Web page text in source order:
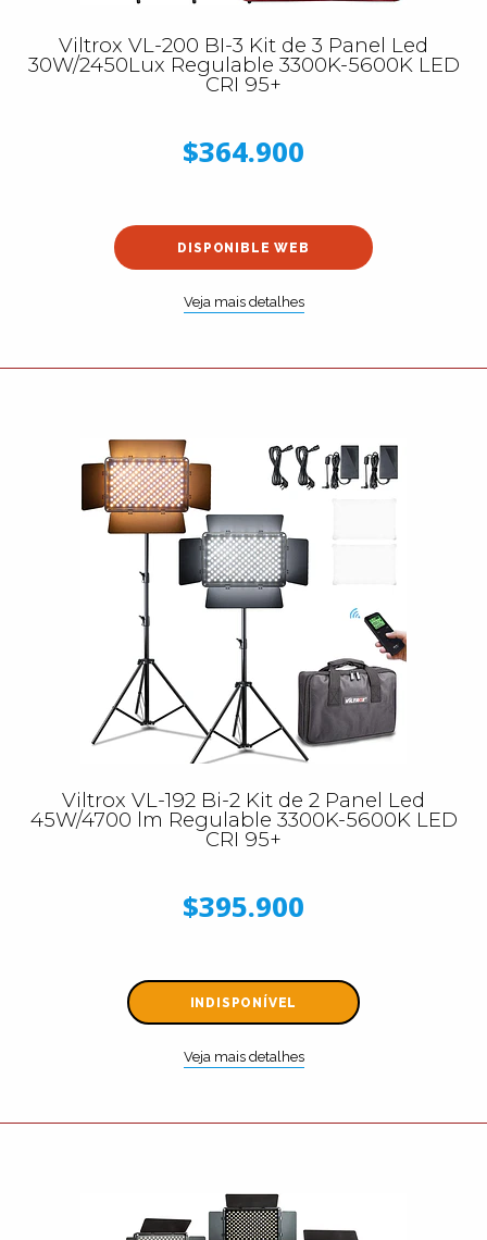
Viltrox VL-200 BI-3 Kit de 3 Panel Led
30W/2450Lux Regulable 3300K-5600K LED
CRI 95+
$364.900
DISPONIBLE WEB
Veja mais detalhes
Viltrox VL-192 Bi-2 Kit de 2 Panel Led
45W/4700 lm Regulable 3300K-5600K LED
CRI 95+
$395.900
INDISPONÍVEL
Veja mais detalhes